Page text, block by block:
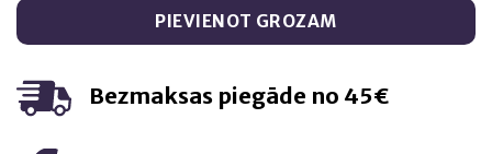
PIEVIENOT GROZAM
Bezmaksas piegāde no 45€